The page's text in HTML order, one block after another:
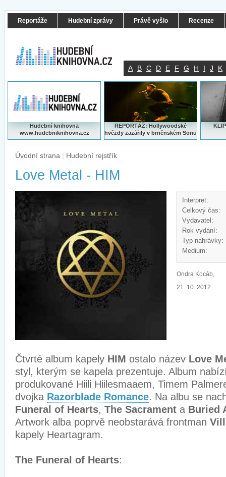
Reportáže Hudební zprávy Právě vyšlo Recenze
A B C D E F G H I J K
Hudební knihovna
www.hudebniknihovna.cz
REPORTÁŽ: Hollywoodské
hvězdy zazářily v brněnském Sonu
Úvodní strana | Hudební rejstřík
Love Metal - HIM
Interpret:
Celkový čas:
Vydavatel:
Rok vydání:
Typ nahrávky:
Medium:
Ondra Kocáb,
21. 10. 2012
Čtvrté album kapely HIM ostalo název Love
styl, kterým se kapela prezentuje. Album
produkované Hiili Hiilesmaaem, Timem
dvojka Razorblade Romance. Na albu se
Funeral of Hearts, The Sacrament a Buried
Artwork alba poprvě neobstarává frontman
kapely Heartagram.
The Funeral of Hearts: